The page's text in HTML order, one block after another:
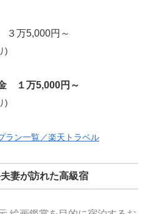
３万5,000円～
)
１万5,000円～
)
ン一覧／楽天トラベル
妻が訪れた高級宿